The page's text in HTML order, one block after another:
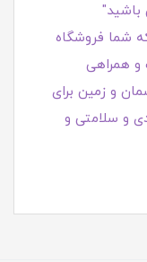
باشید"
شما فروشگاه
و همراهی
و زمین برای
و سلامتی و